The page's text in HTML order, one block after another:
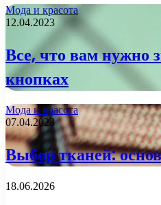
Мода и красота
12.04.2023
Все, что вам нужно
кнопках
Мода и красота
07.04.2023
Выбор тканей:
18.06.2026